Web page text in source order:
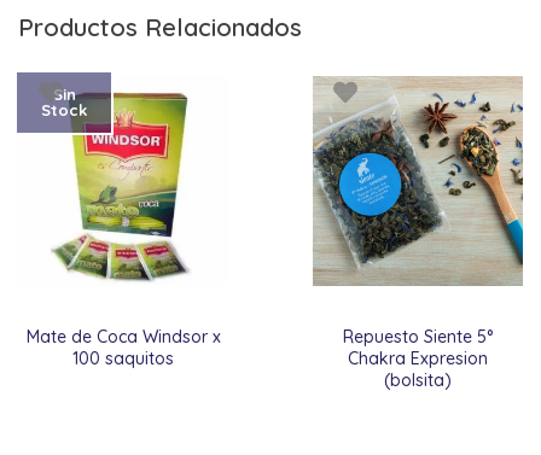
Productos Relacionados
Mate de Coca Windsor x
100 saquitos
Sin
Stock
Repuesto Siente 5°
Chakra Expresion
(bolsita)